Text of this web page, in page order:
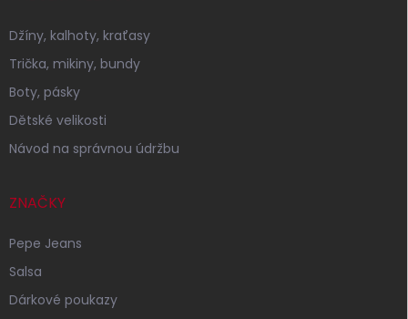
Džíny, kalhoty, kraťasy
Trička, mikiny, bundy
Boty, pásky
Dětské velikosti
Návod na správnou údržbu
ZNAČKY
Pepe Jeans
Salsa
Dárkové poukazy